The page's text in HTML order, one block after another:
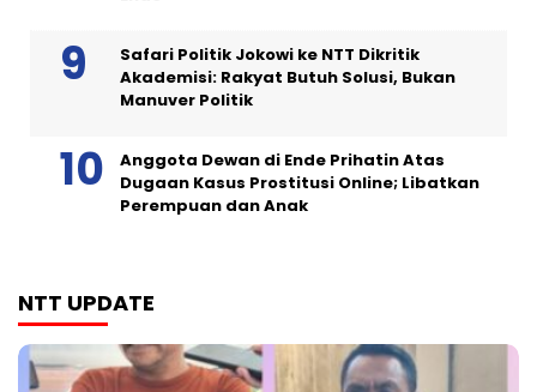
Safari Politik Jokowi ke NTT Dikritik
Akademisi: Rakyat Butuh Solusi, Bukan
Manuver Politik
Anggota Dewan di Ende Prihatin Atas
Dugaan Kasus Prostitusi Online; Libatkan
Perempuan dan Anak
NTT UPDATE